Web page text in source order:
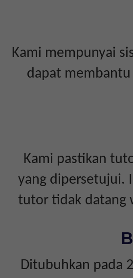
Kami mempunyai
dapat
Kami pastikan
yang dipersetujui.
tutor tidak datang
Ditubuhkan pada